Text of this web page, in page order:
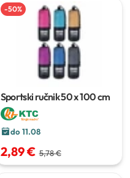
-50%
Sportski ručnik50 x 100 cm
do 11.08
2,89 € 5,78 €